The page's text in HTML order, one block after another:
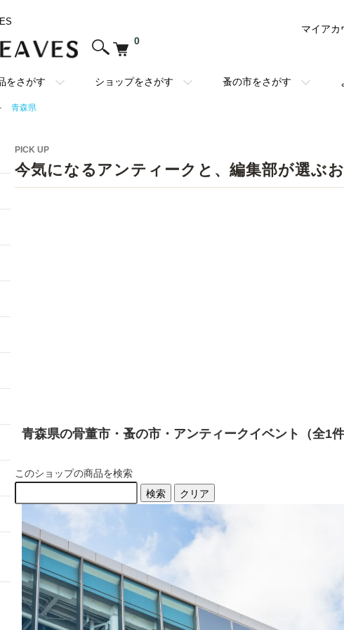
0
をさがす ショップをさがす 蚤の市をさがす
マイアカ
青森県
PICK UP
今気になるアンティークと、編集部が選ぶ
青森県の骨董市・蚤の市・アンティークイベント（全1
このショップの商品を検索
検索 クリア